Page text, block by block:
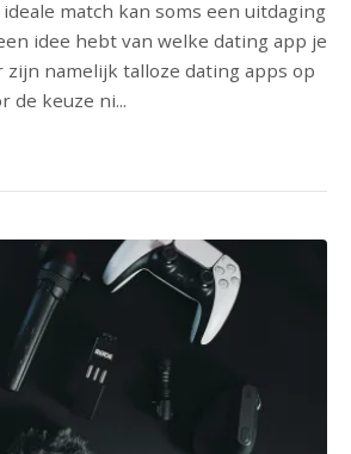
match kan soms een uitdaging
idee hebt van welke dating app je
namelijk talloze dating apps op
de keuze ni...